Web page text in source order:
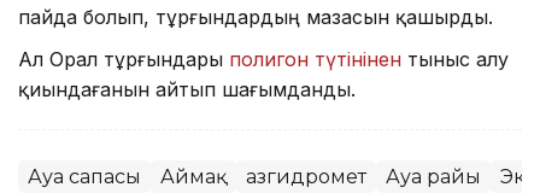
пайда болып, тұрғындардың мазасын қашырды.
Ал Орал тұрғындары полигон түтінінен тыныс алу
қиындағанын айтып шағымданды.
Ауа сапасы Аймақ Қазгидромет Ауа райы